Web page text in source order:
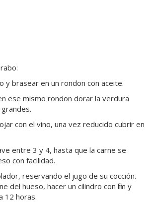
y brasear en un rondon con aceite.
ese mismo rondon dorar la verdura
con el vino, una vez reducido cubrir en
entre 3 y 4, hasta que la carne se
con facilidad.
reservando el jugo de su cocción.
del hueso, hacer un cilindro con film y
12 horas.